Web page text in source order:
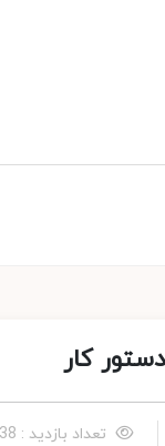
کار
تعداد بازدید : 538